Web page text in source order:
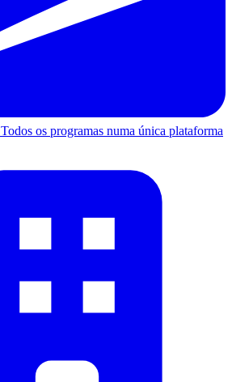
Todos os programas numa única plataforma